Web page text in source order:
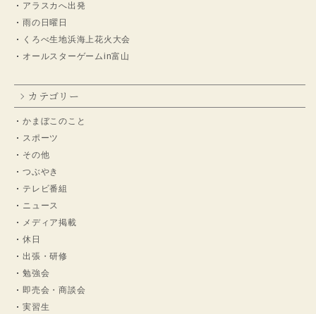
アラスカへ出発
雨の日曜日
くろべ生地浜海上花火大会
オールスターゲームin富山
カテゴリー
かまぼこのこと
スポーツ
その他
つぶやき
テレビ番組
ニュース
メディア掲載
休日
出張・研修
勉強会
即売会・商談会
実習生